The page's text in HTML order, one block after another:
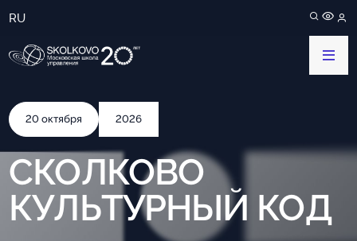
RU
20 октября 2026
СКОЛКОВО
КУЛЬТУРНЫЙ КОД